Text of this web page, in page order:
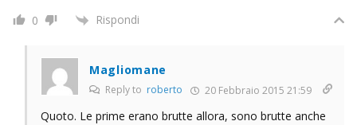
0 Rispondi
Magliomane
Reply to roberto 20 Febbraio 2015 21:59
Quoto. Le prime erano brutte allora, sono brutte anche